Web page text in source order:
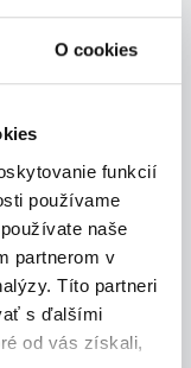
O cookies
funkcií
používame
naše
partnerom v
Títo partneri
s ďalšími
od vás získali,
vchode do
aplikovať
blízkych aj
novú aplikáciu
rýchlo a z
že nám to
nariadením
21. 12.